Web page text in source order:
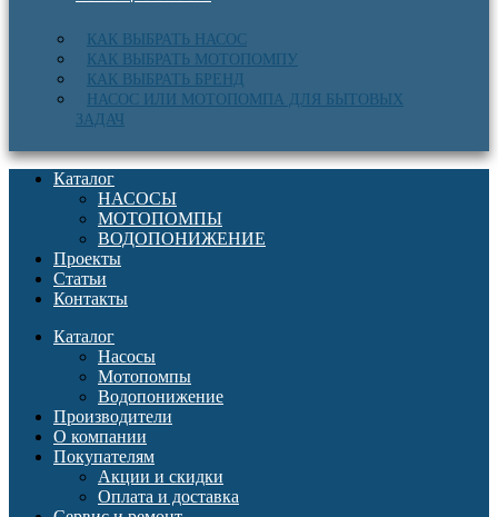
КАК ВЫБРАТЬ НАСОС
КАК ВЫБРАТЬ МОТОПОМПУ
КАК ВЫБРАТЬ БРЕНД
НАСОС ИЛИ МОТОПОМПА ДЛЯ БЫТОВЫХ
ЗАДАЧ
Каталог
НАСОСЫ
МОТОПОМПЫ
ВОДОПОНИЖЕНИЕ
Проекты
Статьи
Контакты
Каталог
Насосы
Мотопомпы
Водопонижение
Производители
О компании
Покупателям
Акции и скидки
Оплата и доставка